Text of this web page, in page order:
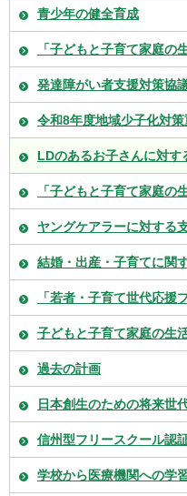
青少年の健全育成
「子どもと子育て家庭の
発達障がい者支援対策協
令和8年度地域少子化対
LDのあるお子さんに対す
「子どもと子育て家庭の
ヤングケアラーに対する
結婚・出産・子育てに関
「若者・子育て世代応援
子どもと子育て家庭の生
過去の計画
日本創生のための将来世
信州型フリースクール認
学校から医療機関への学